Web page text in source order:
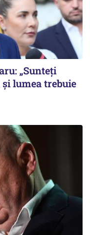
„Sunteți
lumea trebuie